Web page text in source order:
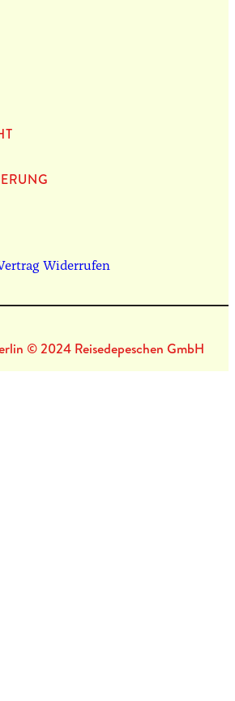
Widerrufen
© 2024 Reisedepeschen GmbH